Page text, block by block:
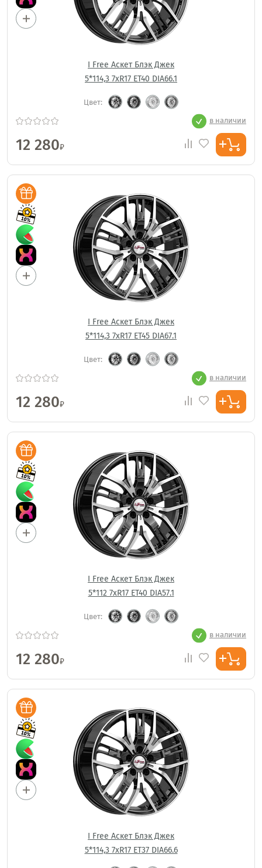
I Free Аскет Блэк Джек
5*114,3 7xR17 ET40 DIA66.1
Цвет:
в наличии
12 280₽
I Free Аскет Блэк Джек
5*114,3 7xR17 ET45 DIA67.1
Цвет:
в наличии
12 280₽
I Free Аскет Блэк Джек
5*112 7xR17 ET40 DIA57.1
Цвет:
в наличии
12 280₽
I Free Аскет Блэк Джек
5*114,3 7xR17 ET37 DIA66.6